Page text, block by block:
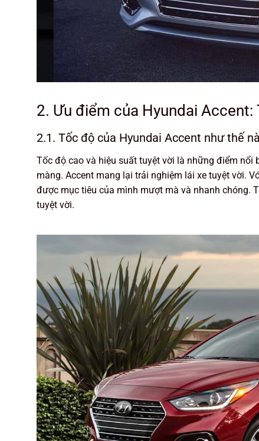
2. Ưu điểm của Hyundai
2.1. Tốc độ của Hyundai Accent như thế
Tốc độ cao và hiệu suất tuyệt vời là những điểm nổi
màng. Accent mang lại trải nghiệm lái xe tuyệt vời.
được mục tiêu của mình mượt mà và nhanh chóng.
tuyệt vời.